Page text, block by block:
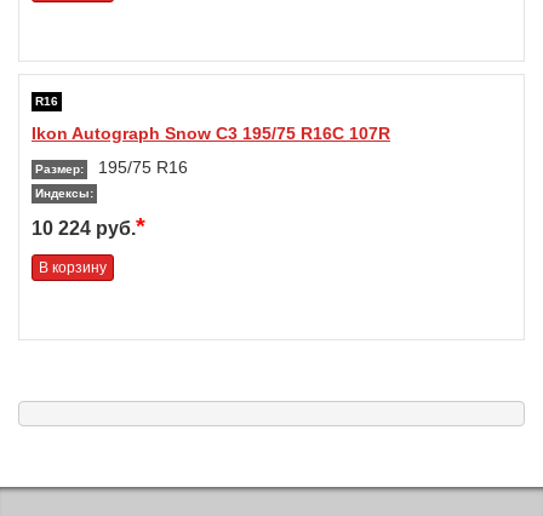
R16
Ikon Autograph Snow C3 195/75 R16C 107R
Размер: 195/75 R16
Индексы:
10 224 руб.*
В корзину